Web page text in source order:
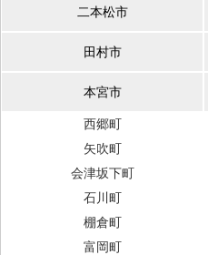
二本松市
田村市
本宮市
西郷町
矢吹町
会津坂下町
石川町
棚倉町
富岡町